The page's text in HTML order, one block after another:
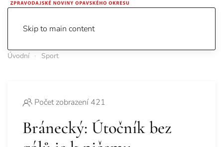
Skip to main content
Úvodní Sport
Počet zobrazení 421
Bránecký: Útočník bez